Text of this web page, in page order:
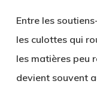
Entre les
les culottes qui
les matières peu
devient souvent